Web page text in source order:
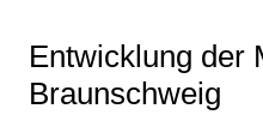
Entwicklung der
Braunschweig